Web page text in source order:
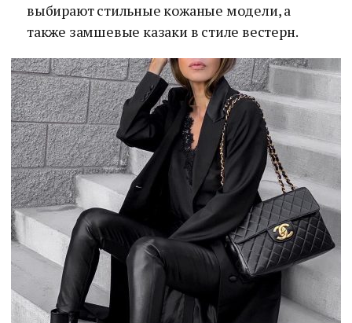
выбирают стильные кожаные модели, а
также замшевые казаки в стиле вестерн.